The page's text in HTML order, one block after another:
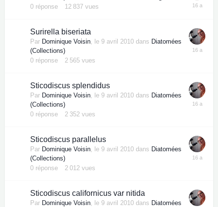
0 réponse 12 837 vues
Surirella biseriata
Par Dominique Voisin, le 9 avril 2010 dans Diatomées
(Collections)
0 réponse 2 565 vues
Sticodiscus splendidus
Par Dominique Voisin, le 9 avril 2010 dans Diatomées
(Collections)
0 réponse 2 352 vues
Sticodiscus parallelus
Par Dominique Voisin, le 9 avril 2010 dans Diatomées
(Collections)
0 réponse 2 012 vues
Sticodiscus californicus var nitida
Par Dominique Voisin, le 9 avril 2010 dans Diatomées